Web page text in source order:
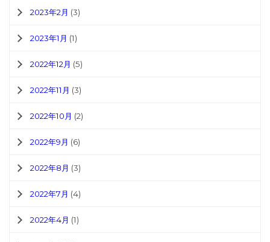
2023年2月 (3)
2023年1月 (1)
2022年12月 (5)
2022年11月 (3)
2022年10月 (2)
2022年9月 (6)
2022年8月 (3)
2022年7月 (4)
2022年4月 (1)